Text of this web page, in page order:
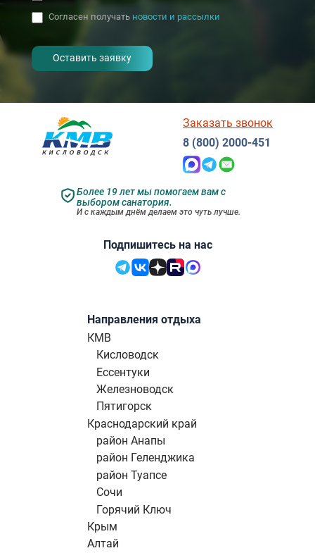
Согласен получать новости и рассылки
Подпишитесь на нас
Более 19 лет мы помогаем вам с
выбором санатория.
И с каждым днём делаем это чуть лучше.
Заказать звонок
8 (800) 2000-451
Направления отдыха
КМВ
Кисловодск
Ессентуки
Железноводск
Пятигорск
Краснодарский край
район Анапы
район Геленджика
район Туапсе
Сочи
Горячий Ключ
Крым
Алтай